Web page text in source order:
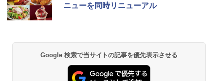
ニューを同時リニューアル
Google 検索で当サイトの記事を優先表示させる